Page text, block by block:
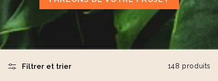
Filtrer et trier 148 produits